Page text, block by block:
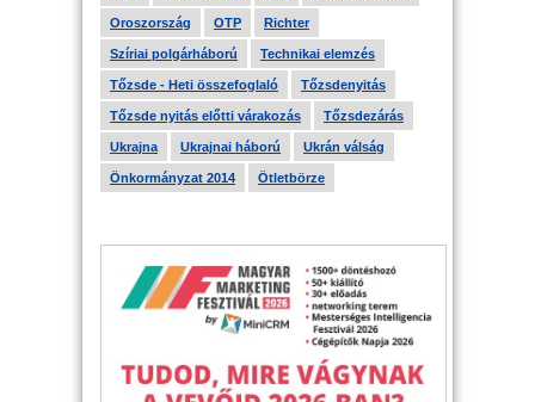
Oroszország OTP Richter
Szíriai polgárháború Technikai elemzés
Tőzsde - Heti összefoglaló Tőzsdenyitás
Tőzsde nyitás előtti várakozás Tőzsdezárás
Ukrajna Ukrajnai háború Ukrán válság
Önkormányzat 2014 Ötletbörze